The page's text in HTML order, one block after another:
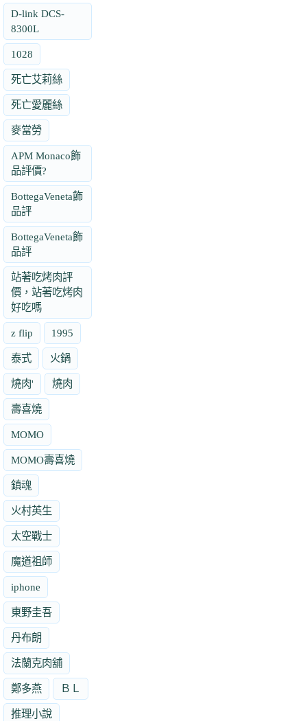
D-link DCS-
8300L
1028
死亡艾莉絲
死亡愛麗絲
麥當勞
APM Monaco飾
品評價?
BottegaVeneta飾
品評
BottegaVeneta飾
品評
站著吃烤肉評
價，站著吃烤肉
好吃嗎
z flip 1995
泰式 火鍋
燒肉' 燒肉
壽喜燒
MOMO
MOMO壽喜燒
鎮魂
火村英生
太空戰士
魔道祖師
iphone
東野圭吾
丹布朗
法蘭克肉舖
鄭多燕 ＢＬ
推理小說